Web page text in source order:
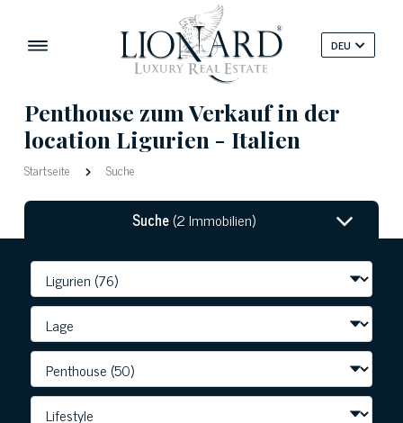
DEU
Penthouse zum Verkauf in der
location Ligurien - Italien
Startseite Suche
Suche(2 Immobilien)